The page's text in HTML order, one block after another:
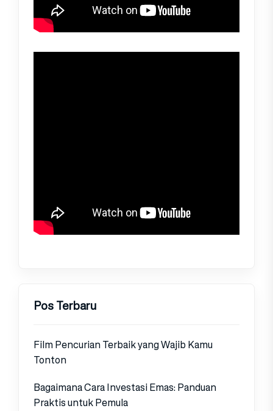
Pos Terbaru
Film Pencurian Terbaik yang Wajib Kamu
Tonton
Bagaimana Cara Investasi Emas: Panduan
Praktis untuk Pemula